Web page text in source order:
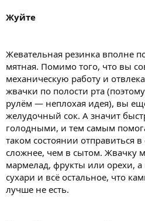
Жуйте
Жевательная резинка вполне
мятная. Помимо того, что вы
механическую работу и
жвачки по полости рта
рулём — неплохая идея), вы
желудочный сок. А значит
голодными, и тем самым
таком состоянии отправиться
сложнее, чем в сытом. Жвачку
мармелад, фрукты или орехи, а
сухари и всё остальное, что
лучше не есть.